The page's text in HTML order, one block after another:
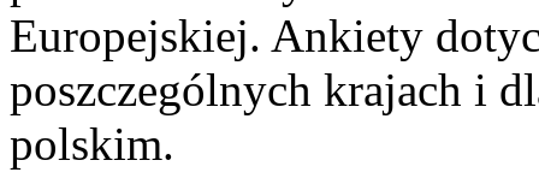
Europejskiej. Ankiety
poszczególnych krajach i
polskim.